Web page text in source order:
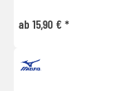
ab 15,90 € *